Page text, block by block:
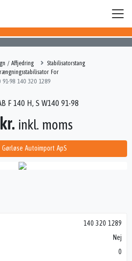
/ Affjedring
Stabilisatorstang
For
91-98 140 320 1289
inkl. moms
Gørløse Autoimport ApS
140 320 1289
Nej
0
F 140 H, S W140 91-98